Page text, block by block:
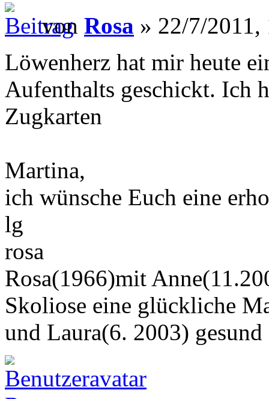
von Rosa » 22/7/2011,
Löwenherz hat mir heute
Aufenthalts geschickt. Ich
Zugkarten
Martina,
ich wünsche Euch eine
lg
rosa
Rosa(1966)mit
Skoliose eine glückliche
und Laura(6. 2003) gesund